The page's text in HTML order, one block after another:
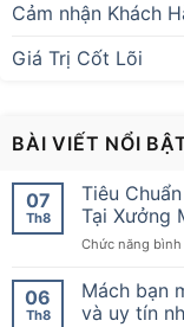
Cảm nhận Khách
Giá Trị Cốt Lõi
BÀI VIẾT NỔI
07
Th8
Tiêu
Tại Xưởng
Chức năng
06
Th8
Mách bạn
và uy tín